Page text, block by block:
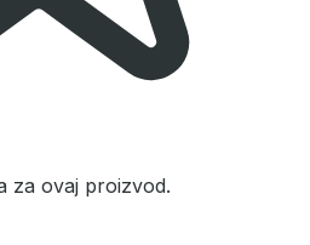
za ovaj proizvod.